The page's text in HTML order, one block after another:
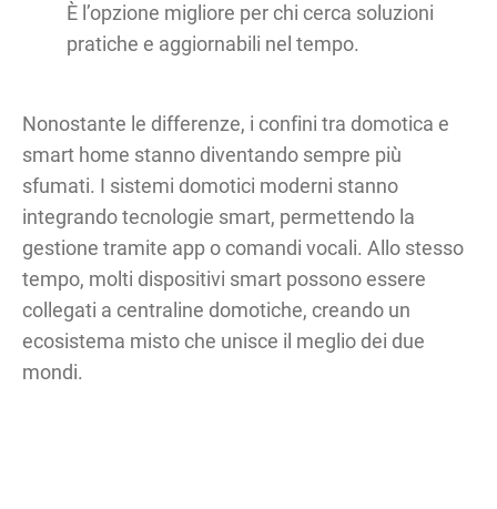
È l’opzione migliore per chi cerca soluzioni
pratiche e aggiornabili nel tempo.
Nonostante le differenze, i confini tra domotica e
smart home stanno diventando sempre più
sfumati. I sistemi domotici moderni stanno
integrando tecnologie smart, permettendo la
gestione tramite app o comandi vocali. Allo stesso
tempo, molti dispositivi smart possono essere
collegati a centraline domotiche, creando un
ecosistema misto che unisce il meglio dei due
mondi.